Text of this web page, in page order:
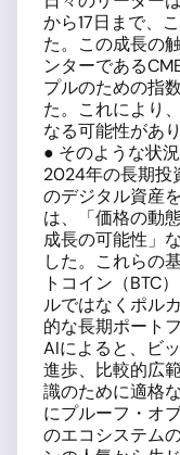
から17日まで、
た。この成長の
ンターである
プルのための指
た。これにより
なる可能性があり
● そのような状
2024年の長期投
のデジタル資産
は、「価格の動
成長の可能性」
した。これらの
トコイン（BTC
ルではなくポル
的な長期ポート
AIによると、ビ
進歩、比較的広
識のために適格
にプルーフ・オ
のエコシステム